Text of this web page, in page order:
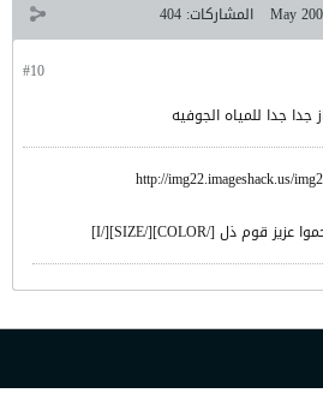
May المشاركات: 404
#10